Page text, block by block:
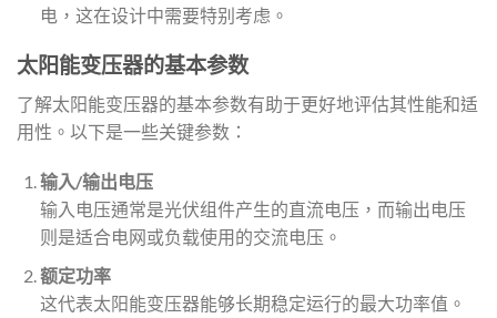
电，这在设计中需要特别考虑。
太阳能变压器的基本参数
了解太阳能变压器的基本参数有助于更好地评估其性能和适
用性。以下是一些关键参数：
输入/输出电压
输入电压通常是光伏组件产生的直流电压，而输出电压
则是适合电网或负载使用的交流电压。
额定功率
这代表太阳能变压器能够长期稳定运行的最大功率值。